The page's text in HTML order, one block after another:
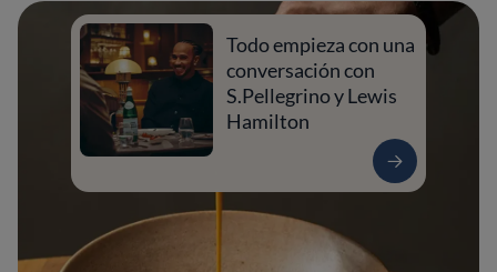
Todo empieza con una
conversación con
S.Pellegrino y Lewis
Hamilton